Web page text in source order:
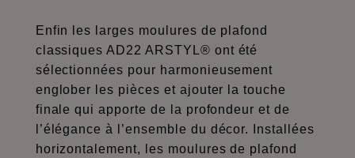
Enfin les larges moulures de plafond
classiques AD22 ARSTYL® ont été
sélectionnées pour harmonieusement
englober les pièces et ajouter la touche
finale qui apporte de la profondeur et de
l’élégance à l’ensemble du décor. Installées
horizontalement, les moulures de plafond